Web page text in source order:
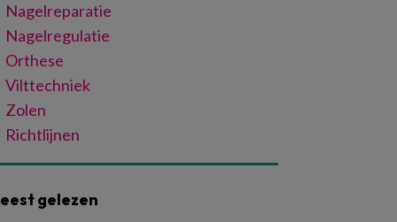
Nagelreparatie
Nagelregulatie
Orthese
Vilttechniek
Zolen
Richtlijnen
gelezen